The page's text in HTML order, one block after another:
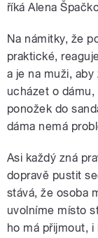
říká Alena
Na námitky, že
praktické,
a je na muži,
ucházet o
ponožek do
dáma nemá
Asi každý zná
dopravě pustit
stává, že osoba
uvolníme místo
ho má přijmout,